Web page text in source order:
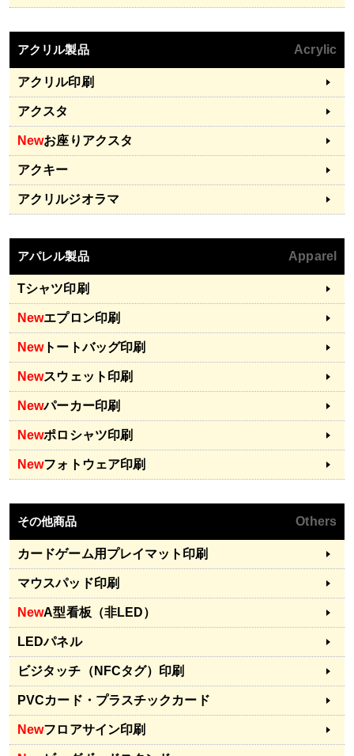
アクリル製品 Acrylic
アクリル印刷
アクスタ
Newお座りアクスタ
アクキー
アクリルジオラマ
アパレル製品 Apparel
Tシャツ印刷
Newエプロン印刷
Newトートバッグ印刷
Newスウェット印刷
Newパーカー印刷
Newポロシャツ印刷
Newフォトウェア印刷
その他商品 Others
カードゲーム用プレイマット印刷
マウスパッド印刷
NewA型看板（非LED）
LEDパネル
ビジタッチ（NFCタグ）印刷
PVCカード・プラスチックカード
Newフロアサイン印刷